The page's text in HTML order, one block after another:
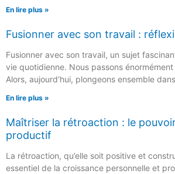
En lire plus »
Fusionner avec son travail :
Fusionner avec son travail, un sujet
vie quotidienne. Nous passons
Alors, aujourd’hui, plongeons ensemble dans
En lire plus »
Maîtriser la rétroaction : le
productif
La rétroaction, qu’elle soit positive et
essentiel de la croissance personnelle et